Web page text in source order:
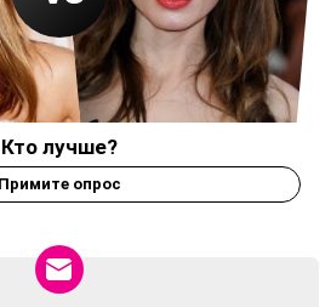
Кто лучше?
Примите опрос